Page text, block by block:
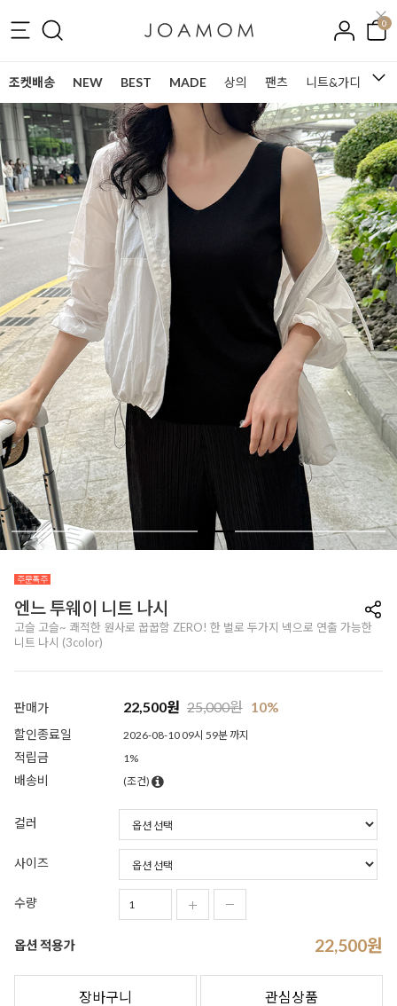
0
조켓배송 NEW BEST MADE 상의 팬츠 니트&가디건
엔느 투웨이 니트 나시
고슬 고슬~ 쾌적한 원사로 꿉꿉함 ZERO! 한 벌로 두가지 넥으로 연출 가능한
니트 나시 (3color)
판매가 22,500원 25,000원 10%
할인종료일 2026-08-10 09시 59분 까지
적립금 1%
배송비 (조건)
컬러
사이즈
수량
옵션 적용가 22,500원
장바구니 관심상품